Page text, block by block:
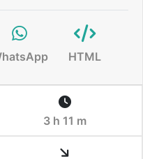
HTML
3 h 11 m